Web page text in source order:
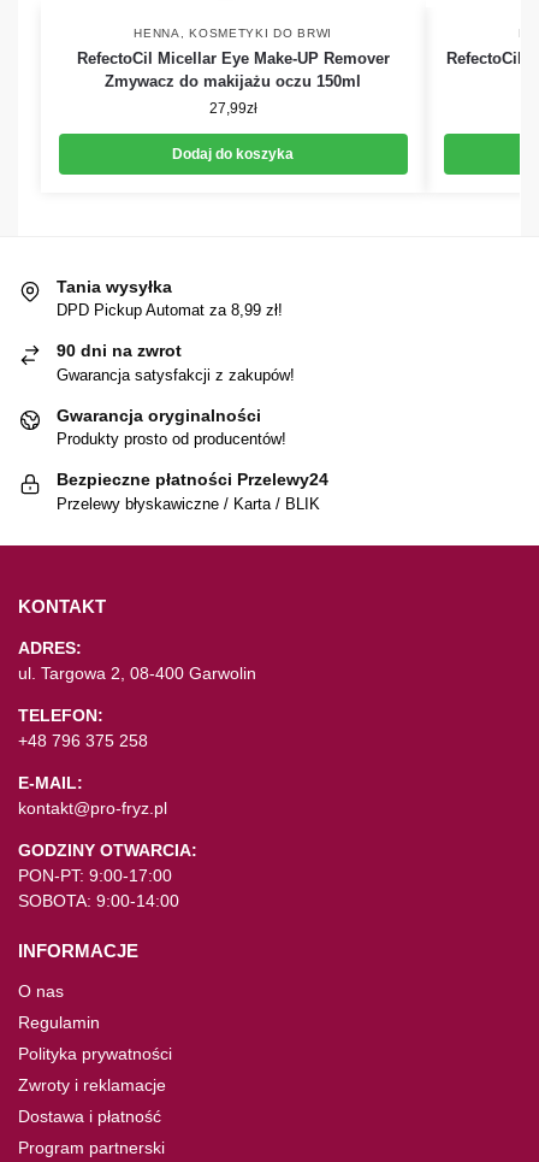
HENNA ,KOSMETYKI DO BRWI
RefectoCil Micellar Eye Make-UP Remover
Zmywacz do makijażu oczu 150ml
27,99zł
Dodaj do koszyka
RefectoCil
Tania wysyłka
DPD Pickup Automat za 8,99 zł!
90 dni na zwrot
Gwarancja satysfakcji z zakupów!
Gwarancja oryginalności
Produkty prosto od producentów!
Bezpieczne płatności Przelewy24
Przelewy błyskawiczne / Karta / BLIK
KONTAKT
ADRES:
ul. Targowa 2, 08-400 Garwolin
TELEFON:
+48 796 375 258
E-MAIL:
kontakt@pro-fryz.pl
GODZINY OTWARCIA:
PON-PT: 9:00-17:00
SOBOTA: 9:00-14:00
INFORMACJE
O nas
Regulamin
Polityka prywatności
Zwroty i reklamacje
Dostawa i płatność
Program partnerski